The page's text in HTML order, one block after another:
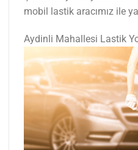
mobil lastik aracımız ile
Aydinli Mahallesi Lastik